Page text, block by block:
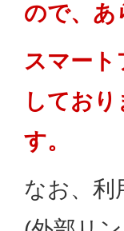
ので、あ
スマート
してお
す。
なお、利